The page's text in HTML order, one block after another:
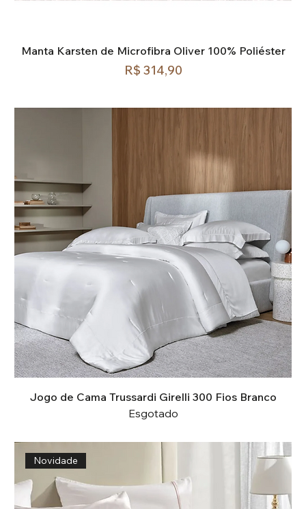
Manta Karsten de Microfibra Oliver 100% Poliéster
Preço
R$ 314,90
Jogo de Cama Trussardi Girelli 300 Fios Branco
Esgotado
Novidade